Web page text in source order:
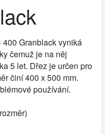
Granblack vyniká
čemuž je na něj
5 let. Dřez je určen pro
činí 400 x 500 mm.
používání.